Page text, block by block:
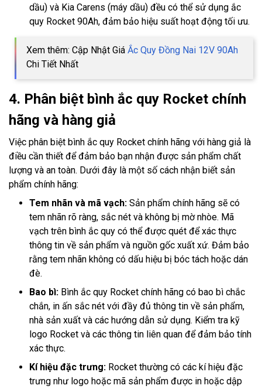
dầu) và Kia Carens (máy dầu) đều có thể sử dụng ắc
quy Rocket 90Ah, đảm bảo hiệu suất hoạt động tối ưu.
Xem thêm: Cập Nhật Giá Ắc Quy Đồng Nai 12V 90Ah
Chi Tiết Nhất
4. Phân biệt bình ắc quy Rocket chính
hãng và hàng giả
Việc phân biệt bình ắc quy Rocket chính hãng với hàng giả là
điều cần thiết để đảm bảo bạn nhận được sản phẩm chất
lượng và an toàn. Dưới đây là một số cách nhận biết sản
phẩm chính hãng:
Tem nhãn và mã vạch: Sản phẩm chính hãng sẽ có
tem nhãn rõ ràng, sắc nét và không bị mờ nhòe. Mã
vạch trên bình ắc quy có thể được quét để xác thực
thông tin về sản phẩm và nguồn gốc xuất xứ. Đảm bảo
rằng tem nhãn không có dấu hiệu bị bóc tách hoặc dán
đè.
Bao bì: Bình ắc quy Rocket chính hãng có bao bì chắc
chắn, in ấn sắc nét với đầy đủ thông tin về sản phẩm,
nhà sản xuất và các hướng dẫn sử dụng. Kiểm tra kỹ
logo Rocket và các thông tin liên quan để đảm bảo tính
xác thực.
Kí hiệu đặc trưng: Rocket thường có các kí hiệu đặc
trưng như logo hoặc mã sản phẩm được in hoặc dập